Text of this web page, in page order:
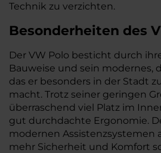
Technik zu verzichten.
Besonderheiten des
Der VW Polo besticht durch
Bauweise und sein modernes,
das er besonders in der Stadt
macht. Trotz seiner geringen
überraschend viel Platz im
gut durchdachte Ergonomie.
modernen Assistenzsystemen
mehr Sicherheit und Komfort